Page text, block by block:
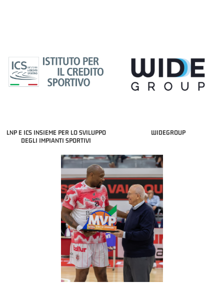
LNP E ICS INSIEME PER LO SVILUPPO
DEGLI IMPIANTI SPORTIVI
WIDEGROUP